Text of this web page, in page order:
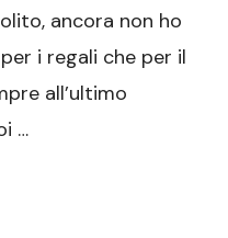
il
dolce
centrotavola
ancora non ho
i regali che per il
all’ultimo
…